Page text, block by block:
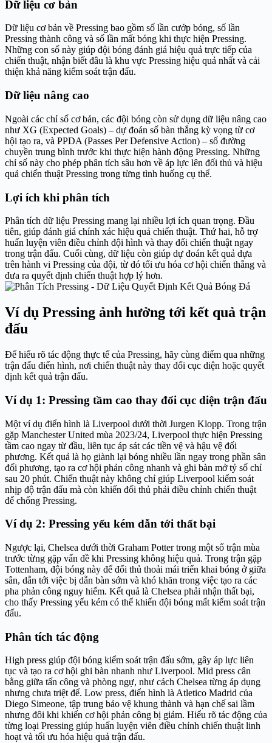
Dữ liệu cơ bản
Dữ liệu cơ bản về Pressing bao gồm số lần cướp bóng, số lần
Pressing thành công và số lần mất bóng khi thực hiện Pressing.
Những con số này giúp đội bóng đánh giá hiệu quả trực tiếp của
chiến thuật, nhận biết đâu là khu vực Pressing hiệu quả nhất và cải
thiện khả năng kiểm soát trận đấu.
Dữ liệu nâng cao
Ngoài các chỉ số cơ bản, các đội bóng còn sử dụng dữ liệu nâng cao
như XG (Expected Goals) – dự đoán số bàn thắng kỳ vọng từ cơ
hội tạo ra, và PPDA (Passes Per Defensive Action) – số đường
chuyền trung bình trước khi thực hiện hành động Pressing. Những
chỉ số này cho phép phân tích sâu hơn về áp lực lên đối thủ và hiệu
quả chiến thuật Pressing trong từng tình huống cụ thể.
Lợi ích khi phân tích
Phân tích dữ liệu Pressing mang lại nhiều lợi ích quan trọng. Đầu
tiên, giúp đánh giá chính xác hiệu quả chiến thuật. Thứ hai, hỗ trợ
huấn luyện viên điều chỉnh đội hình và thay đổi chiến thuật ngay
trong trận đấu. Cuối cùng, dữ liệu còn giúp dự đoán kết quả dựa
trên hành vi Pressing của đội, từ đó tối ưu hóa cơ hội chiến thắng và
đưa ra quyết định chiến thuật hợp lý hơn.
Ví dụ Pressing ảnh hưởng tới kết quả trận
đấu
Để hiểu rõ tác động thực tế của Pressing, hãy cùng điểm qua những
trận đấu điển hình, nơi chiến thuật này thay đổi cục diện hoặc quyết
định kết quả trận đấu.
Ví dụ 1: Pressing tầm cao thay đổi cục diện trận đấu
Một ví dụ điển hình là Liverpool dưới thời Jurgen Klopp. Trong trận
gặp Manchester United mùa 2023/24, Liverpool thực hiện Pressing
tầm cao ngay từ đầu, liên tục áp sát các tiền vệ và hậu vệ đối
phương. Kết quả là họ giành lại bóng nhiều lần ngay trong phần sân
đối phương, tạo ra cơ hội phản công nhanh và ghi bàn mở tỷ số chỉ
sau 20 phút. Chiến thuật này không chỉ giúp Liverpool kiểm soát
nhịp độ trận đấu mà còn khiến đối thủ phải điều chỉnh chiến thuật
để chống Pressing.
Ví dụ 2: Pressing yếu kém dẫn tới thất bại
Ngược lại, Chelsea dưới thời Graham Potter trong một số trận mùa
trước từng gặp vấn đề khi Pressing không hiệu quả. Trong trận gặp
Tottenham, đội bóng này để đối thủ thoải mái triển khai bóng ở giữa
sân, dẫn tới việc bị dẫn bàn sớm và khó khăn trong việc tạo ra các
pha phản công nguy hiểm. Kết quả là Chelsea phải nhận thất bại,
cho thấy Pressing yếu kém có thể khiến đội bóng mất kiểm soát trận
đấu.
Phân tích tác động
High press giúp đội bóng kiểm soát trận đấu sớm, gây áp lực liên
tục và tạo ra cơ hội ghi bàn nhanh như Liverpool. Mid press cân
bằng giữa tấn công và phòng ngự, như cách Chelsea từng áp dụng
nhưng chưa triệt để. Low press, điển hình là Atletico Madrid của
Diego Simeone, tập trung bảo vệ khung thành và hạn chế sai lầm
nhưng đôi khi khiến cơ hội phản công bị giảm. Hiểu rõ tác động của
từng loại Pressing giúp huấn luyện viên điều chỉnh chiến thuật linh
hoạt và tối ưu hóa hiệu quả trận đấu.